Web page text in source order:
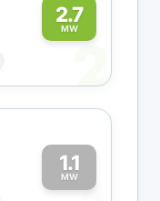
2.7
MW
2
1.1
MW